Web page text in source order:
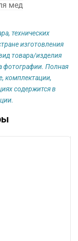
мед
технических
изготовления
товара/изделия
фотографии. Полная
комплектации,
содержится в